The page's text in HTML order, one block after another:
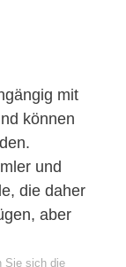
mit
können
und
die daher
aber
Sie sich die